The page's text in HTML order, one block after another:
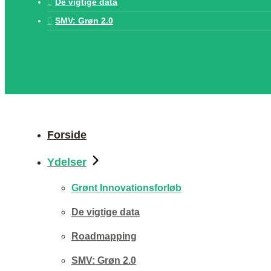
SMV: Grøn 2.0
Forside
Ydelser
Grønt Innovationsforløb
De vigtige data
Roadmapping
SMV: Grøn 2.0